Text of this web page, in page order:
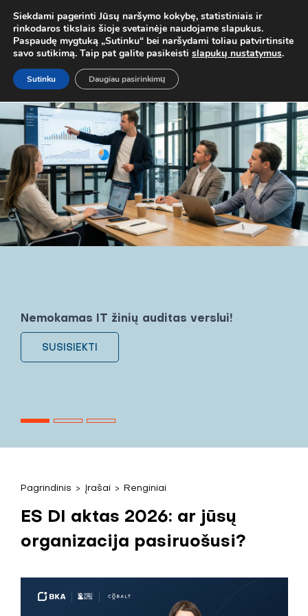
TEL. +37067579127 ARBA EL. P. MOKYMAI@BKA.LT
Nemokamas IT žinių auditas verslui!
SUSISIEKTI
Pagrindinis > Įrašai > Renginiai
ES DI aktas 2026: ar jūsų
organizacija pasiruošusi?
Siekdami pagerinti Jūsų naršymo kokybę, statistiniais ir
rinkodaros tikslais šioje svetainėje naudojame slapukus.
Paspaudę mygtuką „Sutinku“ bei naršydami toliau patvirtinsite
savo sutikimą. Taip pat galite pasikeisti slapukų nustatymus.
Sutinku Daugiau pasirinkimų